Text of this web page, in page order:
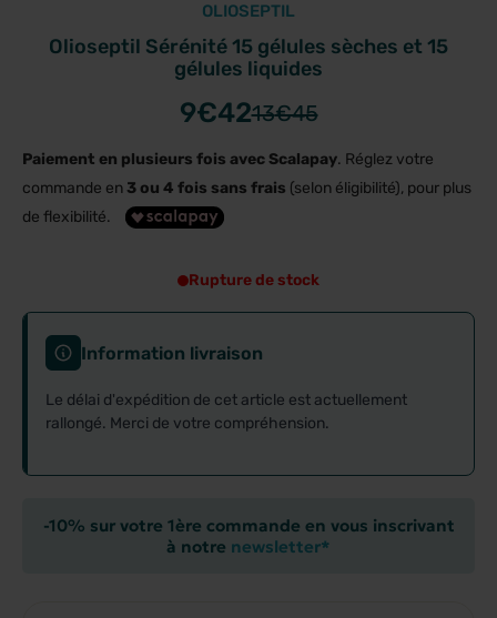
OLIOSEPTIL
Olioseptil Sérénité 15 gélules sèches et 15
gélules liquides
9€4213€45
Paiement en plusieurs fois avec Scalapay. Réglez votre
commande en 3 ou 4 fois sans frais (selon éligibilité), pour plus
de flexibilité.
Rupture de stock
Information livraison
Le délai d'expédition de cet article est actuellement
rallongé. Merci de votre compréhension.
-10% sur votre 1ère commande en vous inscrivant
à notre newsletter*